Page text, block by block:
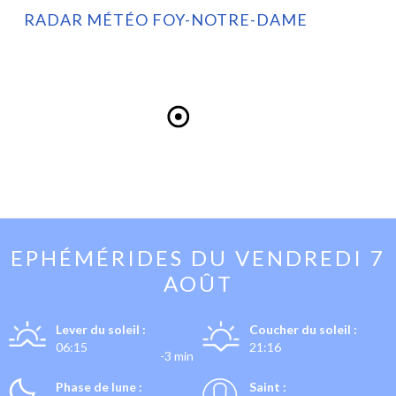
RADAR MÉTÉO FOY-NOTRE-DAME
EPHÉMÉRIDES DU VENDREDI 7
AOÛT
Lever du soleil :
06:15
-3 min
Coucher du soleil :
21:16
Phase de lune :
Saint :